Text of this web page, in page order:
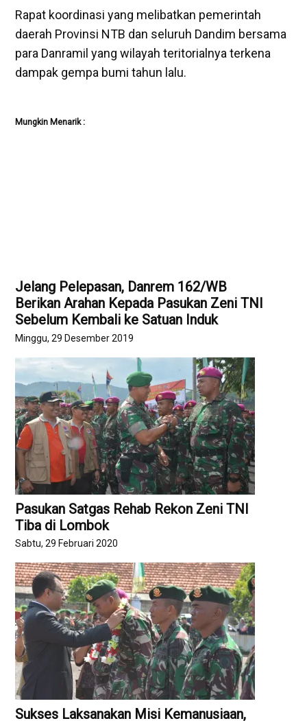
Rapat koordinasi yang melibatkan pemerintah
daerah Provinsi NTB dan seluruh Dandim bersama
para Danramil yang wilayah teritorialnya terkena
dampak gempa bumi tahun lalu.
Mungkin Menarik :
Jelang Pelepasan, Danrem 162/WB
Berikan Arahan Kepada Pasukan Zeni TNI
Sebelum Kembali ke Satuan Induk
Minggu, 29 Desember 2019
Pasukan Satgas Rehab Rekon Zeni TNI
Tiba di Lombok
Sabtu, 29 Februari 2020
Sukses Laksanakan Misi Kemanusiaan,